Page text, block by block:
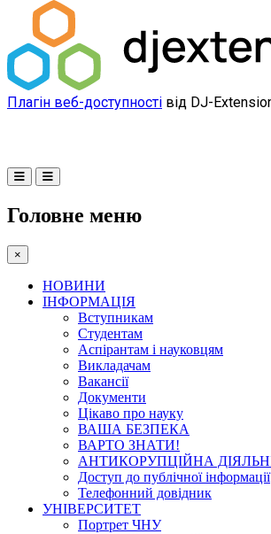
Плагін веб-доступності від DJ-
Головне меню
×
НОВИНИ
ІНФОРМАЦІЯ
Вступникам
Студентам
Аспірантам і науковцям
Викладачам
Вакансії
Документи
Цікаво про науку
ВАША БЕЗПЕКА
ВАРТО ЗНАТИ!
АНТИКОРУПЦІЙНА
Доступ до публічної інформації
Телефонний довідник
УНІВЕРСИТЕТ
Портрет ЧНУ